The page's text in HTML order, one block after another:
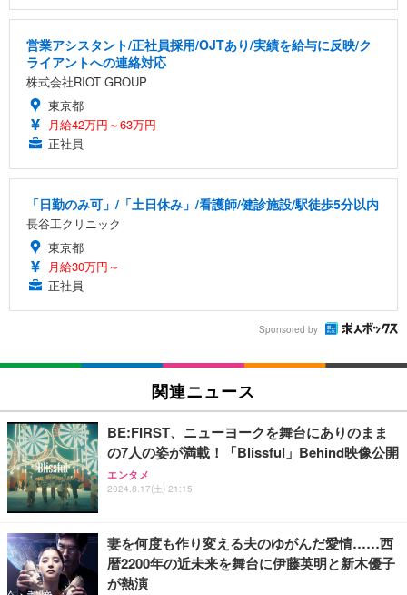
営業アシスタント/正社員採用/OJTあり/実績を給与に反映/ク
ライアントへの連絡対応
株式会社RIOT GROUP
東京都
月給42万円～63万円
正社員
「日勤のみ可」/「土日休み」/看護師/健診施設/駅徒歩5分以内
長谷工クリニック
東京都
月給30万円～
正社員
Sponsored by
関連ニュース
BE:FIRST、ニューヨークを舞台にありのまま
の7人の姿が満載！「Blissful」Behind映像公開
エンタメ
2024.8.17(土) 21:15
妻を何度も作り変える夫のゆがんだ愛情……西
暦2200年の近未来を舞台に伊藤英明と新木優子
が熱演